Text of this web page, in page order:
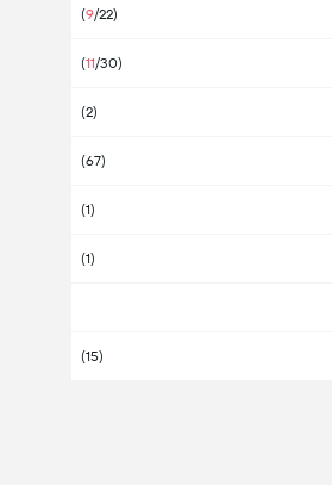
(9/22)
(11/30)
(2)
(67)
(1)
(1)
(15)